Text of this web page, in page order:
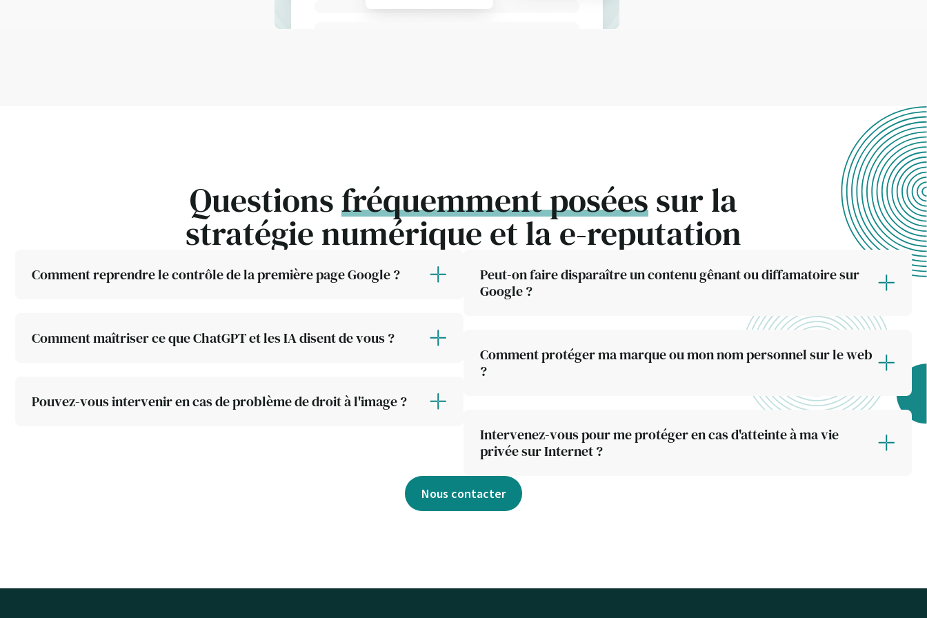
Questionsfréquemment poséessur la
stratégie numérique et la e-reputation
Comment reprendre le contrôle de la première page Google ?
Comment maîtriser ce que ChatGPT et les IA disent de vous ?
Pouvez-vous intervenir en cas de problème de droit à l'image ?
Peut-on faire disparaître un contenu gênant ou diffamatoire sur
Google ?
Comment protéger ma marque ou mon nom personnel sur le web
?
Intervenez-vous pour me protéger en cas d'atteinte à ma vie
privée sur Internet ?
Nous contacter